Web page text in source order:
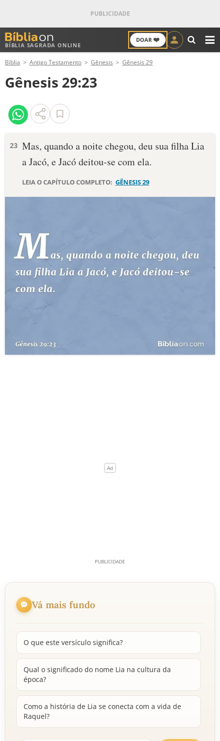
BÍBLIA SAGRADA ONLINE
DOAR ❤️
ANTIGO TESTAMENTO
NOVO TESTAMENTO
VERSÍCULOS
PALAVRA DO DIA
10 MANDAMENTOS
ESTUDOS BÍBLICOS
ESBOÇOS DE PREGAÇÃO
PERGUNTE À BÍBLIA
Bíblia Antigo Testamento Gênesis Gênesis 29
Gênesis 29:23
23 Mas, quando a noite chegou, deu sua filha Lia
a Jacó, e Jacó deitou-se com ela.
LEIA O CAPÍTULO COMPLETO: GÊNESIS 29
Vá mais fundo
O que este versículo significa?
Qual o significado do nome Lia na cultura da
época?
Como a história de Lia se conecta com a vida de
Raquel?